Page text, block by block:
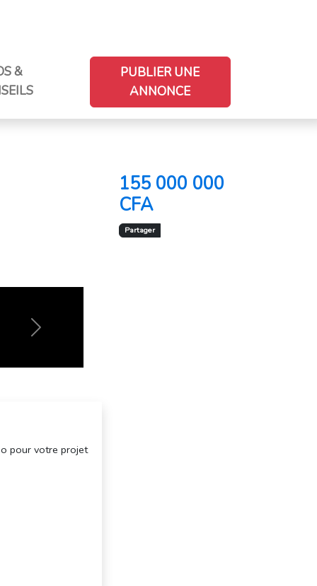
&
PUBLIER UNE
ANNONCE
155 000 000
CFA
Partager
Suiv
pour votre projet